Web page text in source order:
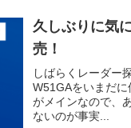
久しぶりに気
売！
しばらくレーダー
W51GAをいまだ
がメインなので、
ないのが事実...